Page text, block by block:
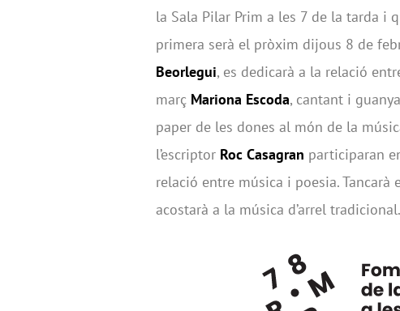
la Sala Pilar Prim a les 7 de la tarda i
primera serà el pròxim dijous 8 de
Beorlegui, es dedicarà a la relació
març Mariona Escoda, cantant i
paper de les dones al món de la
l’escriptor Roc Casagran participaran
relació entre música i poesia.
acostarà a la música d’arrel tradicional.